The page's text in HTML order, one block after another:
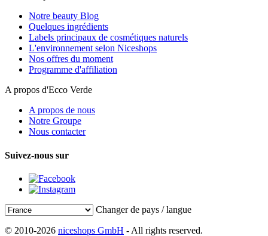
Notre beauty Blog
Quelques ingrédients
Labels principaux de cosmétiques naturels
L'environnement selon Niceshops
Nos offres du moment
Programme d'affiliation
A propos d'Ecco Verde
A propos de nous
Notre Groupe
Nous contacter
Suivez-nous sur
Changer de pays / langue
© 2010-2026 niceshops GmbH - All rights reserved.